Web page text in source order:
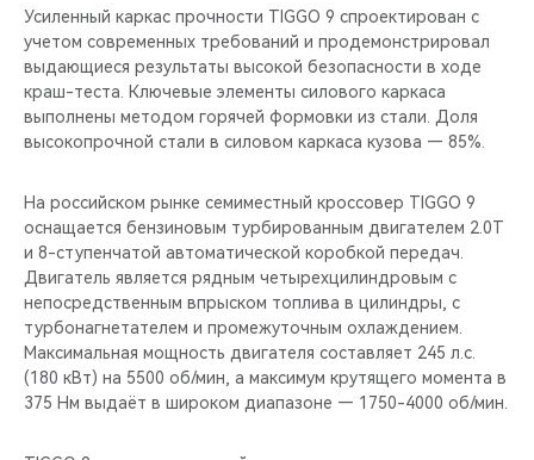
Усиленный каркас прочности TIGGO 9 спроектирован с
учетом современных требований и продемонстрировал
выдающиеся результаты высокой безопасности в ходе
краш-теста. Ключевые элементы силового каркаса
выполнены методом горячей формовки из стали. Доля
высокопрочной стали в силовом каркаса кузова — 85%.
На российском рынке семиместный кроссовер TIGGO 9
оснащается бензиновым турбированным двигателем 2.0T
и 8-ступенчатой автоматической коробкой передач.
Двигатель является рядным четырехцилиндровым с
непосредственным впрыском топлива в цилиндры, с
турбонагнетателем и промежуточным охлаждением.
Максимальная мощность двигателя составляет 245 л.с.
(180 кВт) на 5500 об/мин, а максимум крутящего момента в
375 Нм выдаёт в широком диапазоне — 1750-4000 об/мин.